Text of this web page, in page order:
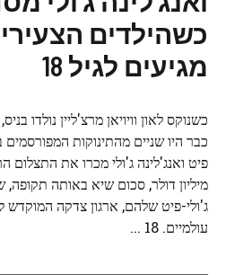
כשהילדים
מגיעים לגיל 18
כבר היו שניים מהתינוקות
מיליון דולר, סכום שיא באותה תקופה,
ג'ולי-פיט שלהם, ארגון צדקה המוקדש
עולמיים. 18 ...